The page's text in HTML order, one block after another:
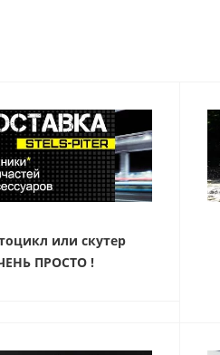
или скутер
ПРОСТО !